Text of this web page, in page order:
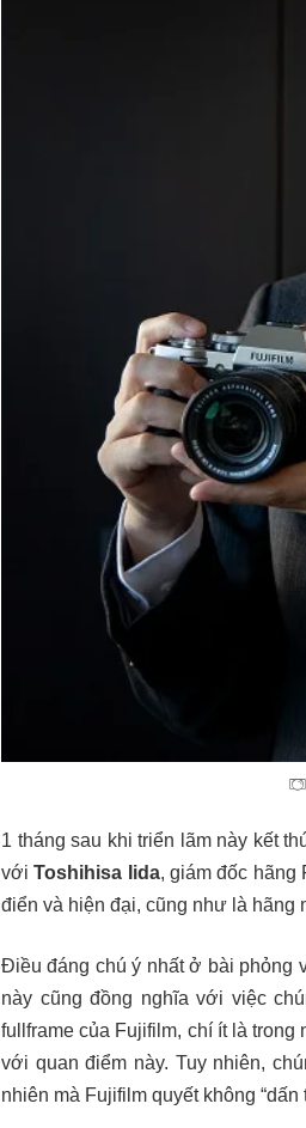
1 tháng sau khi triển lãm này kết
vớiToshihisa Iida, giám đốc hãng
điển và hiện đại, cũng như là hãng
Điều đáng chú ý nhất ở bài phỏng
này cũng đồng nghĩa với việc
fullframe của Fujifilm, chí ít là trong
với quan điểm này. Tuy nhiên,
nhiên mà Fujifilm quyết không